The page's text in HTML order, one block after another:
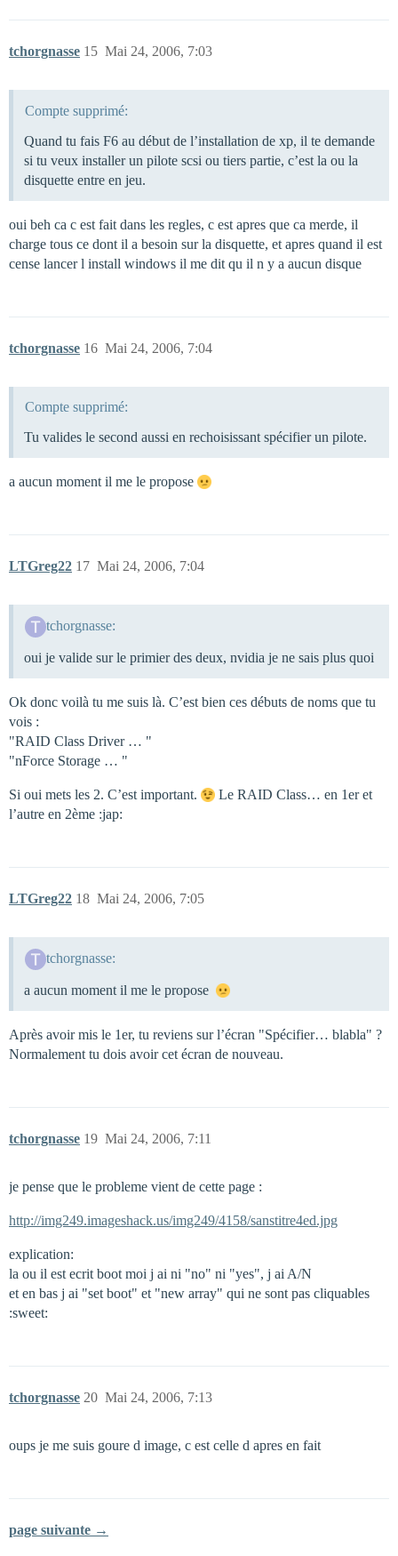
tchorgnasse Mai 24, 2006, 7:03
15
Compte supprimé:
Quand tu fais F6 au début de l’installation de xp, il te demande
si tu veux installer un pilote scsi ou tiers partie, c’est la ou la
disquette entre en jeu.
oui beh ca c est fait dans les regles, c est apres que ca merde, il
charge tous ce dont il a besoin sur la disquette, et apres quand il est
cense lancer l install windows il me dit qu il n y a aucun disque
tchorgnasse Mai 24, 2006, 7:04
16
Compte supprimé:
Tu valides le second aussi en rechoisissant spécifier un pilote.
a aucun moment il me le propose
LTGreg22 Mai 24, 2006, 7:04
17
tchorgnasse:
oui je valide sur le primier des deux, nvidia je ne sais plus quoi
Ok donc voilà tu me suis là. C’est bien ces débuts de noms que tu
vois :
"RAID Class Driver … "
"nForce Storage … "
Si oui mets les 2. C’est important.
Le RAID Class… en 1er et
l’autre en 2ème :jap:
LTGreg22 Mai 24, 2006, 7:05
18
tchorgnasse:
a aucun moment il me le propose
Après avoir mis le 1er, tu reviens sur l’écran "Spécifier… blabla" ?
Normalement tu dois avoir cet écran de nouveau.
tchorgnasse Mai 24, 2006, 7:11
19
je pense que le probleme vient de cette page :
http://img249.imageshack.us/img249/4158/sanstitre4ed.jpg
explication:
la ou il est ecrit boot moi j ai ni "no" ni "yes", j ai A/N
et en bas j ai "set boot" et "new array" qui ne sont pas cliquables
:sweet:
tchorgnasse Mai 24, 2006, 7:13
20
oups je me suis goure d image, c est celle d apres en fait
page suivante →